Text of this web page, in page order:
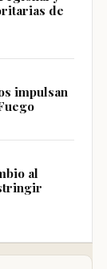
de
impulsan
al